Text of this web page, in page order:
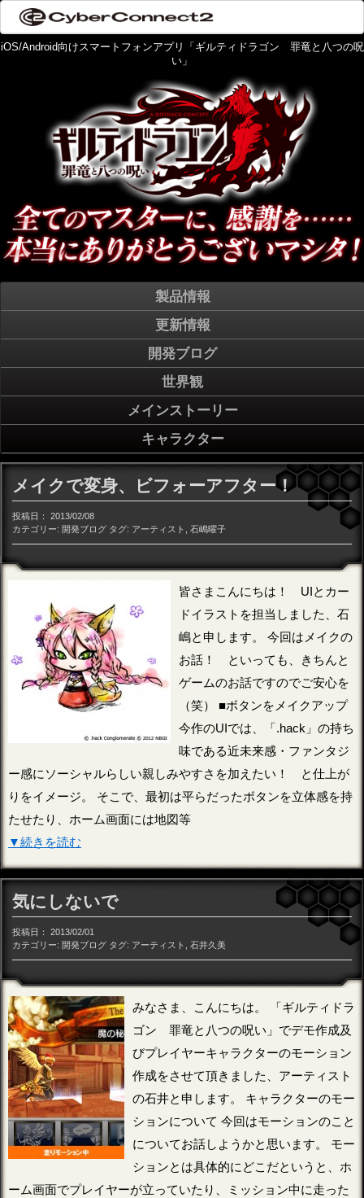
iOS/Android向けスマートフォンアプリ「ギルティドラゴン 罪竜と八つの呪
い」
製品情報
更新情報
開発ブログ
世界観
メインストーリー
キャラクター
メイクで変身、ビフォーアフター！
投稿日：
2013/02/08
カテゴリー: 開発ブログ タグ: アーティスト 石嶋曜子
皆さまこんにちは！ UIとカー
ドイラストを担当しました、石
嶋と申します。 今回はメイクの
お話！ といっても、きちんと
ゲームのお話ですのでご安心を
（笑） ■ボタンをメイクアップ
今作のUIでは、「.hack」の持ち
味である近未来感・ファンタジ
ー感にソーシャルらしい親しみやすさを加えたい！ と仕上が
りをイメージ。 そこで、最初は平らだったボタンを立体感を持
たせたり、ホーム画面には地図等
▼続きを読む
気にしないで
投稿日：
2013/02/01
カテゴリー: 開発ブログ タグ: アーティスト 石井久美
みなさま、こんにちは。 「ギルティドラ
ゴン 罪竜と八つの呪い」でデモ作成及
びプレイヤーキャラクターのモーション
作成をさせて頂きました、アーティスト
の石井と申します。 キャラクターのモー
ションについて 今回はモーションのこと
についてお話しようかと思います。 モー
ションとは具体的にどこだというと、ホ
ーム画面でプレイヤーが立っていたり、ミッション中に走った